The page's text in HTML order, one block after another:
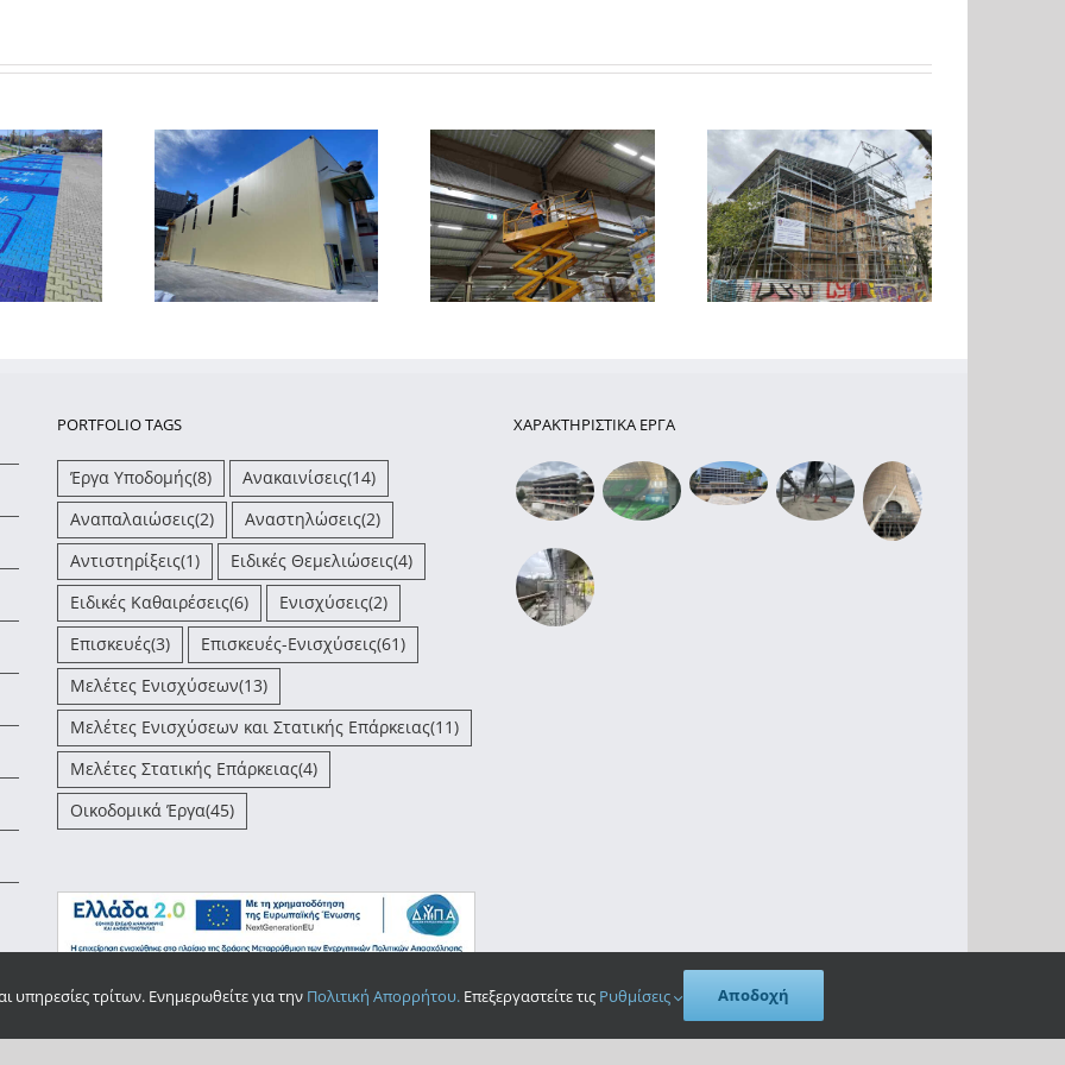
μεταλλικού
στο Αλιβέρι
Ευβοίας
Έλεγχος και
αποκατάσταση βλαβών
σε αποθήκη logistics στη
Θήβα
Εργασίες προσωρινής
αντιστήριξης και
προστασίας της Βίλλα
Κλωναρίδη στα Πατήσια
Κατασκευή νέου
supermarket στον Νέο
Κόσμο
PORTFOLIO TAGS
Έργα Υποδομής(8) Ανακαινίσεις(14)
Αναπαλαιώσεις(2) Αναστηλώσεις(2)
Αντιστηρίξεις(1) Ειδικές Θεμελιώσεις(4)
Ειδικές Καθαιρέσεις(6) Ενισχύσεις(2)
Επισκευές(3) Επισκευές-Ενισχύσεις(61)
Μελέτες Ενισχύσεων(13)
Μελέτες Ενισχύσεων και Στατικής Επάρκειας(11)
Μελέτες Στατικής Επάρκειας(4)
Οικοδομικά Έργα(45)
ΧΑΡΑΚΤΗΡΙΣΤΙΚΑ ΕΡΓΑ
υπηρεσίες τρίτων. Ενημερωθείτε για την Πολιτική Απορρήτου.Επεξεργαστείτε τις Ρυθμίσεις Αποδοχή